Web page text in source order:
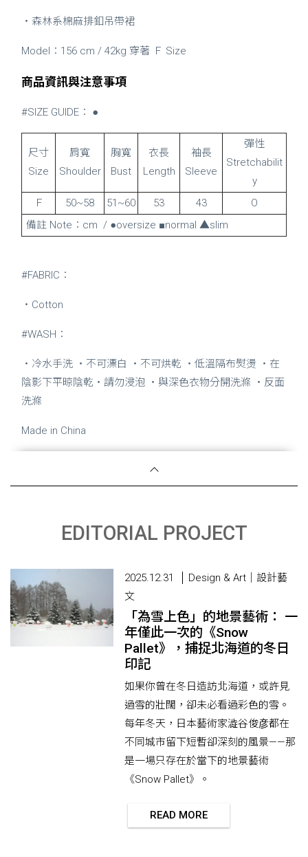
・森林系棉麻排釦吊帶裙
Model：156 cm / 42kg 穿著 Ｆ Size
商品資訊與注意事項
#SIZE GUIDE： ●
尺寸
Size
肩寬
Shoulder
胸寬
Bust
衣長
Length
袖長
Sleeve
彈性
Stretchabilit
y
Ｆ
50~58 51~60 53 43
O
備註 Note：cm / ●oversize ■normal ▲slim
#FABRIC：
・Cotton
#WASH：
・冷水手洗 ・不可漂白 ・不可烘乾 ・低溫隔布熨燙 ・在
陰影下平晾陰乾・請勿浸泡 ・與深色衣物分開洗滌 ・反面
洗滌
Made in China
EDITORIAL PROJECT
2025.12.31
Design & Art｜設計藝
文
「為雪上色」的地景藝術： 一
年僅此一次的《Snow
Pallet》，捕捉北海道的冬日
印記
如果你曾在冬日造訪北海道，或許見
過雪的壯闊，卻未必看過彩色的雪。
每年冬天，日本藝術家澁谷俊彦都在
不同城市留下短暫卻深刻的風景——那
是一場只存在於當下的地景藝術
《Snow Pallet》。
READ MORE